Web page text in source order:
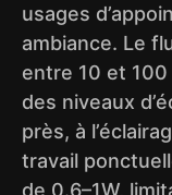
usages
ambiance. Le
entre 10 et
des niveaux
près, à
travail
de 0.6–1W,